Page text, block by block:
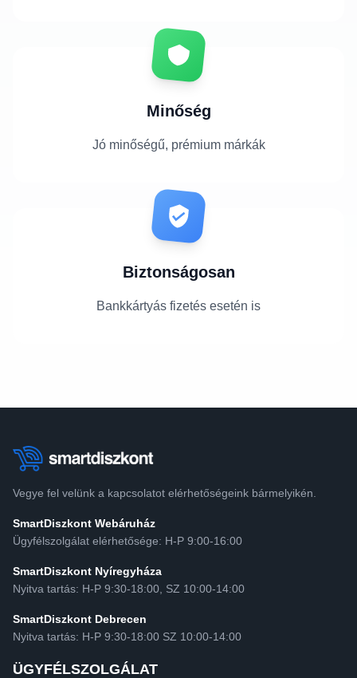
Minőség
Jó minőségű, prémium márkák
Biztonságosan
Bankkártyás fizetés esetén is
Vegye fel velünk a kapcsolatot elérhetőségeink bármelyikén.
SmartDiszkont Webáruház
Ügyfélszolgálat elérhetősége: H-P 9:00-16:00
SmartDiszkont Nyíregyháza
Nyitva tartás: H-P 9:30-18:00, SZ 10:00-14:00
SmartDiszkont Debrecen
Nyitva tartás: H-P 9:30-18:00 SZ 10:00-14:00
ÜGYFÉLSZOLGÁLAT